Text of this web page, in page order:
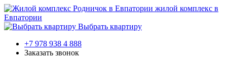
жилой комплекс в
Евпатории
Выбрать квартиру
+7 978 938 4 888
Заказать звонок